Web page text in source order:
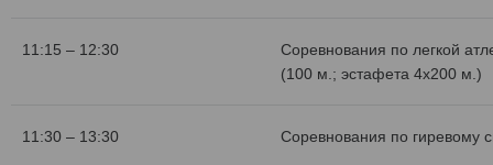
11:15 – 12:30
Соревнования по легкой
(100 м.; эстафета 4х200 м.)
11:30 – 13:30 Соревнования по гиревому